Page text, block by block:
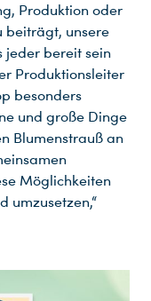
Produktion oder
beiträgt, unsere
jeder bereit sein
Produktionsleiter
besonders
und große Dinge
Blumenstrauß an
Möglichkeiten
umzusetzen,“